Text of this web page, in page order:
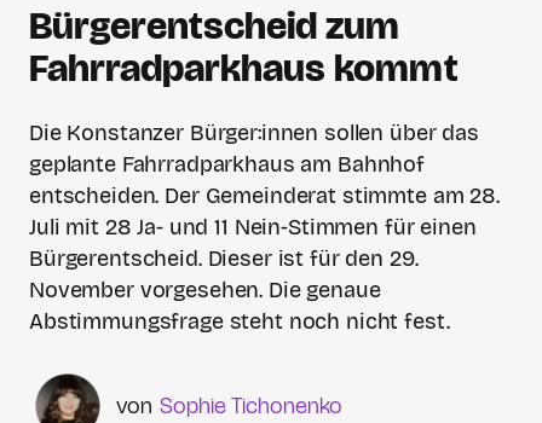
Bürgerentscheid zum
Fahrradparkhaus kommt
Die Konstanzer Bürger:innen sollen über das
geplante Fahrradparkhaus am Bahnhof
entscheiden. Der Gemeinderat stimmte am 28.
Juli mit 28 Ja- und 11 Nein-Stimmen für einen
Bürgerentscheid. Dieser ist für den 29.
November vorgesehen. Die genaue
Abstimmungsfrage steht noch nicht fest.
Sophie Tichonenko